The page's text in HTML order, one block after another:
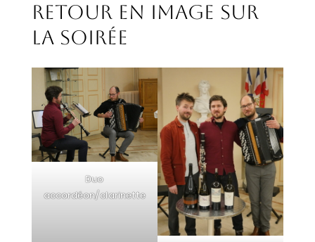
Retour en image sur
la soirée
Duo
accordéon/clarinette